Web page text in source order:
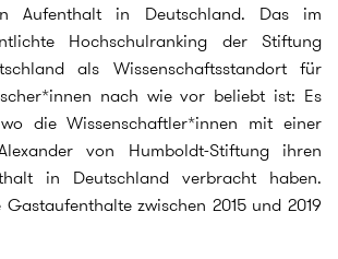
Aufenthalt in Deutschland. Das im
Hochschulranking der Stiftung
als Wissenschaftsstandort für
nach wie vor beliebt ist: Es
die Wissenschaftler*innen mit einer
von Humboldt-Stiftung ihren
in Deutschland verbracht haben.
zwischen 2015 und 2019